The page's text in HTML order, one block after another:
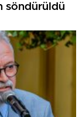
söndürüldü